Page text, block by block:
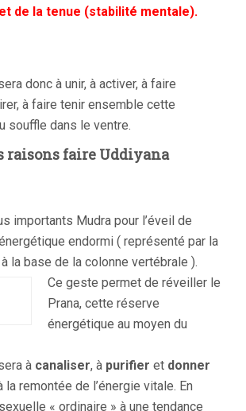
de la tenue (stabilité mentale).
donc à unir, à activer, à faire
à faire tenir ensemble cette
souffle dans le ventre.
raisons faire Uddiyana
importants Mudra pour l’éveil de
endormi ( représenté par la
la base de la colonne vertébrale ).
Ce geste permet de réveiller le
Prana, cette réserve
énergétique au moyen du
à canaliser, à purifier et donner
la remontée de l’énergie vitale. En
« ordinaire » à une tendance